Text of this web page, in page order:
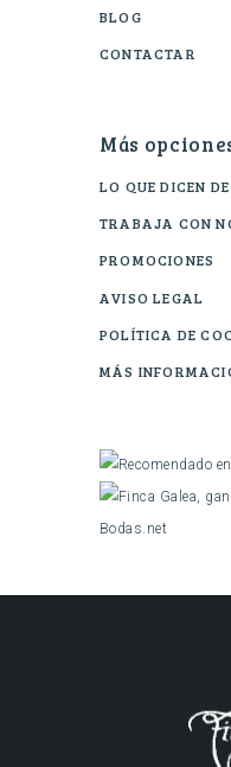
BLOG
CONTACTAR
Más
LO QUE DICEN
TRABAJA CON
PROMOCIONES
AVISO LEGAL
POLÍTICA DE
MÁS